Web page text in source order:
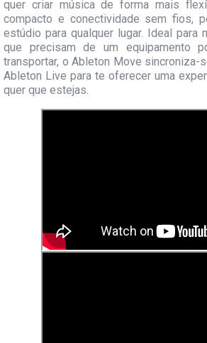
quer criar música de forma mais
compacto e conectividade sem fios,
estúdio para qualquer lugar. Ideal para
que precisam de um equipamento
transportar, o Ableton Move sincroniza-
Ableton Live para te oferecer uma
quer que estejas.